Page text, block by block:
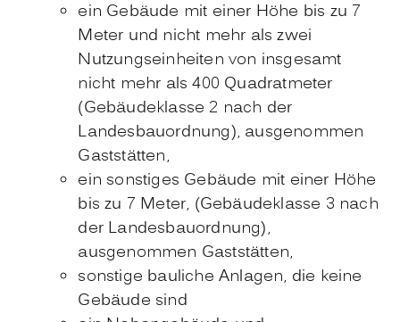
ein Gebäude mit einer Höhe bis zu 7
Meter und nicht mehr als zwei
Nutzungseinheiten von insgesamt
nicht mehr als 400 Quadratmeter
(Gebäudeklasse 2 nach der
Landesbauordnung), ausgenommen
Gaststätten,
ein sonstiges Gebäude mit einer Höhe
bis zu 7 Meter, (Gebäudeklasse 3 nach
der Landesbauordnung),
ausgenommen Gaststätten,
sonstige bauliche Anlagen, die keine
Gebäude sind